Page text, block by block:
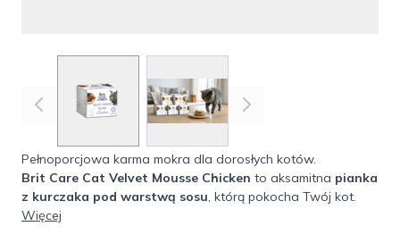
Pełnoporcjowa karma mokra dla dorosłych kotów.
Brit Care Cat Velvet Mousse Chicken to aksamitna pianka
z kurczaka pod warstwą sosu, którą pokocha Twój kot.
Kluczem do serca i podniebienia kota jest wyjątkowa
Więcej